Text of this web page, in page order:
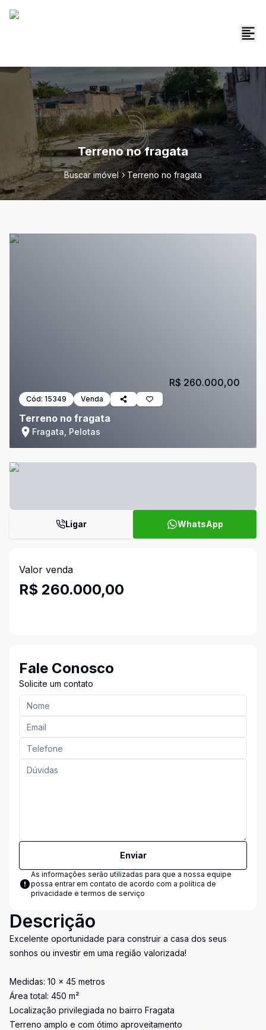
Terreno no fragata
Buscar imóvel Terreno no fragata
Cód: 15349 Venda
Terreno no fragata
Fragata, Pelotas
R$ 260.000,00
Ligar WhatsApp
Valor venda
R$ 260.000,00
Fale Conosco
Solicite um contato
Enviar
As informações serão utilizadas para que a nossa equipe
possa entrar em contato de acordo com a política de
privacidade e termos de serviço
Descrição
Excelente oportunidade para construir a casa dos seus
sonhos ou investir em uma região valorizada!
Medidas: 10 x 45 metros
Área total: 450 m²
Localização privilegiada no bairro Fragata
Terreno amplo e com ótimo aproveitamento